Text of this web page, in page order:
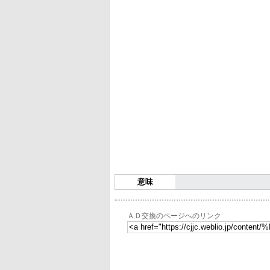
意味
ＡＤ交換のページへのリンク